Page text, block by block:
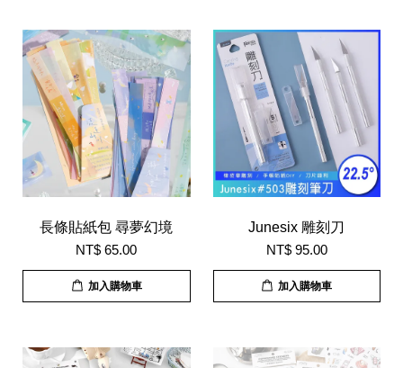
長條貼紙包 尋夢幻境
NT$ 65.00
加入購物車
Junesix 雕刻刀
NT$ 95.00
加入購物車